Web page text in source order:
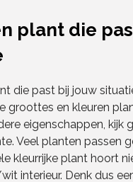
plant die
die past bij jouw
groottes en kleuren
eigenschappen, kijk
Veel planten passen
kleurrijke plant hoort
interieur. Denk dus